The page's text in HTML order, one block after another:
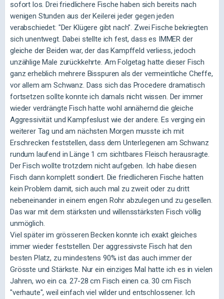
sofort los. Drei friedlichere Fische haben sich bereits nach
wenigen Stunden aus der Keilerei jeder gegen jeden
verabschiedet: "Der Klügere gibt nach". Zwei Fische bekriegten
sich unentwegt. Dabei stellte ich fest, dass es IMMER der
gleiche der Beiden war, der das Kampffeld verliess, jedoch
unzählige Male zurückkehrte. Am Folgetag hatte dieser Fisch
ganz erheblich mehrere Bisspuren als der vermeintliche Cheffe,
vor allem am Schwanz. Dass sich das Procedere dramatisch
fortsetzen sollte konnte ich damals nicht wissen. Der immer
wieder verdrängte Fisch hatte wohl annähernd die gleiche
Aggressivität und Kampfeslust wie der andere. Es verging ein
weiterer Tag und am nächsten Morgen musste ich mit
Erschrecken feststellen, dass dem Unterlegenen am Schwanz
rundum laufend in Länge 1 cm sichtbares Fleisch herausragte.
Der Fisch wollte trotzdem nicht aufgeben. Ich habe diesen
Fisch dann komplett sondiert. Die friedlicheren Fische hatten
kein Problem damit, sich auch mal zu zweit oder zu dritt
nebeneinander in einem engen Rohr abzulegen und zu gesellen.
Das war mit dem stärksten und willensstärksten Fisch völlig
unmöglich.
Viel später im grösseren Becken konnte ich exakt gleiches
immer wieder feststellen. Der aggressivste Fisch hat den
besten Platz, zu mindestens 90% ist das auch immer der
Grösste und Stärkste. Nur ein einziges Mal hatte ich es in vielen
Jahren, wo ein ca. 27-28 cm Fisch einen ca. 30 cm Fisch
"verhaute", weil einfach viel wilder und entschlossener. Ich